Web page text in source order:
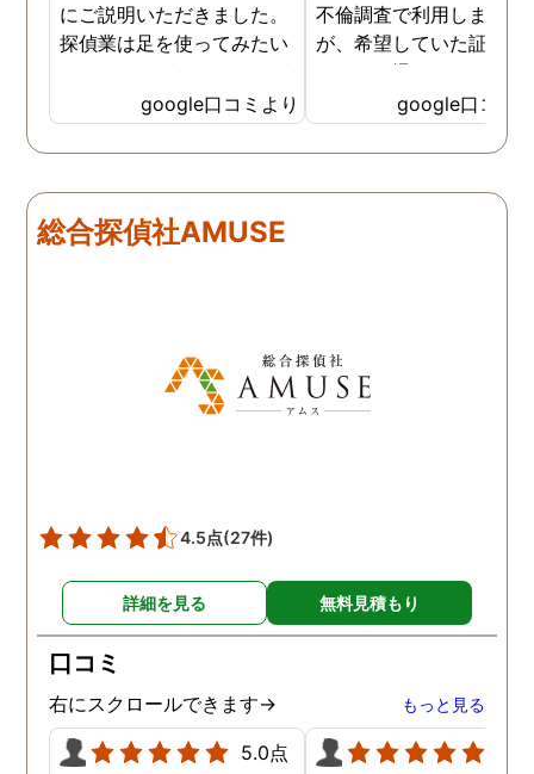
にご説明いただきました。
探偵業は足を使ってみたい
SNSなどの知識も豊富で、
色んな視点から対応されて
います。 他の口コミにもあ
金が安く明確で親身になっ
て対応いただける探偵さん
google口コミより
不倫調査で利用しました
が、希望していた証拠を
っかりと撮ってもらうこ
が出来ました。調査中も
動きがある度に細かく報
してくださり、安心しま
読めない中、柔軟に対応
す。
google口コミ
総合探偵社AMUSE
4.5点(27件)
詳細を見る 無料見積もり
口コミ
右にスクロールできます→ もっと見る
5.0点